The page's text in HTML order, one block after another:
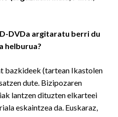
DVDa argitaratu berri du
helburua?
bazkideek (tartean Ikastolen
dute. Bizipozaren
lantzen dituzten elkarteei
eskaintzea da. Euskaraz,